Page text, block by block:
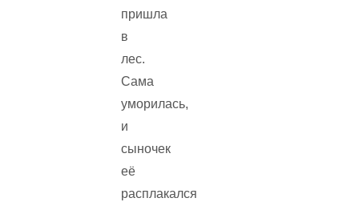
пришла
в
лес.
Сама
уморилась,
и
сыночек
её
расплакался